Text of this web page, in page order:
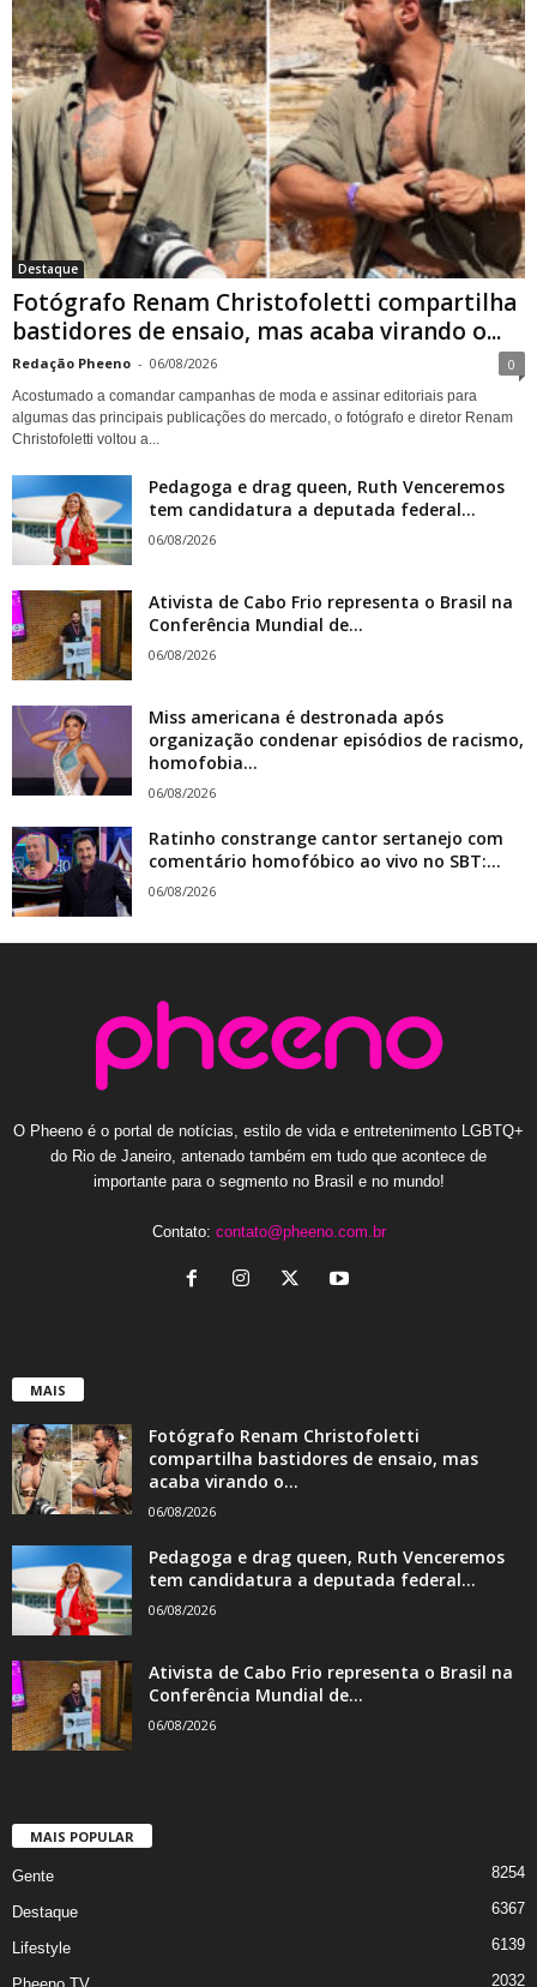
acaba virando o centro das
atenções
Destaque
Fotógrafo Renam Christofoletti compartilha
bastidores de ensaio, mas acaba virando o...
Redação Pheeno - 06/08/2026 0
Acostumado a comandar campanhas de moda e assinar editoriais para
algumas das principais publicações do mercado, o fotógrafo e diretor Renam
Christofoletti voltou a...
Pedagoga e drag queen, Ruth Venceremos
tem candidatura a deputada federal...
06/08/2026
Ativista de Cabo Frio representa o Brasil na
Conferência Mundial de...
06/08/2026
Miss americana é destronada após
organização condenar episódios de racismo,
homofobia...
06/08/2026
Ratinho constrange cantor sertanejo com
comentário homofóbico ao vivo no SBT:...
06/08/2026
O Pheeno é o portal de notícias, estilo de vida e entretenimento LGBTQ+
do Rio de Janeiro, antenado também em tudo que acontece de
importante para o segmento no Brasil e no mundo!
Contato: contato@pheeno.com.br
MAIS
Fotógrafo Renam Christofoletti
compartilha bastidores de ensaio, mas
acaba virando o...
06/08/2026
Pedagoga e drag queen, Ruth Venceremos
tem candidatura a deputada federal...
06/08/2026
Ativista de Cabo Frio representa o Brasil na
Conferência Mundial de...
06/08/2026
MAIS POPULAR
Gente 8254
Destaque 6367
Lifestyle 6139
2032